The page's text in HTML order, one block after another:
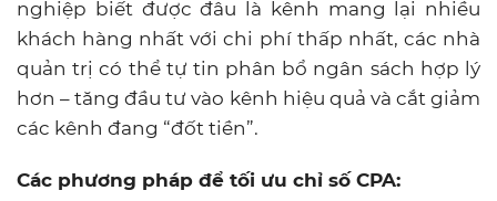
nghiệp biết được đâu là kênh mang lại nhiều
khách hàng nhất với chi phí thấp nhất, các nhà
quản trị có thể tự tin phân bổ ngân sách hợp lý
hơn – tăng đầu tư vào kênh hiệu quả và cắt giảm
các kênh đang “đốt tiền”.
Các phương pháp để tối ưu chỉ số CPA: